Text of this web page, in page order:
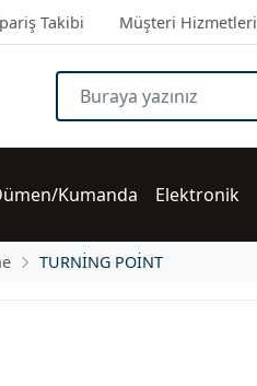
Takibi Müşteri Hizmetleri
Kumanda Elektronik
TURNİNG POİNT